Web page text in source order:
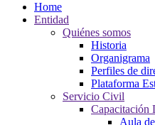
Home
Entidad
Quiénes somos
Historia
Organigrama
Perfiles de
Plataforma
Servicio Civil
Capacitación
Aula